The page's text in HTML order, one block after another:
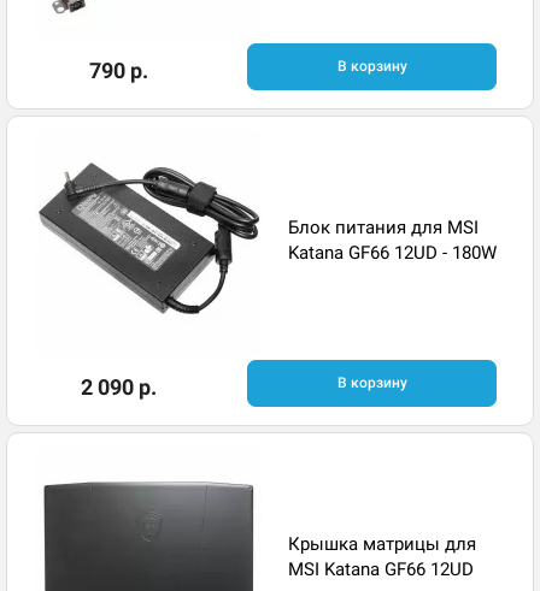
790 р. В корзину
Блок питания для MSI
Katana GF66 12UD - 180W
2 090 р. В корзину
Крышка матрицы для
MSI Katana GF66 12UD